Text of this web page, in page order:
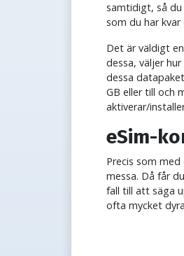
samtidigt, så
som du har
Det är väldigt
dessa, väljer
dessa
GB eller till och
aktiverar/
eSim-
Precis som
messa. Då får
fall till att säga
ofta mycket